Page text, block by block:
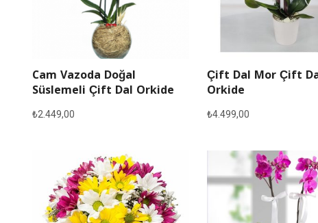
Cam Vazoda Doğal
Süslemeli Çift Dal Orkide
₺2.449,00
Çift Dal Mor Çift
Orkide
₺4.499,00